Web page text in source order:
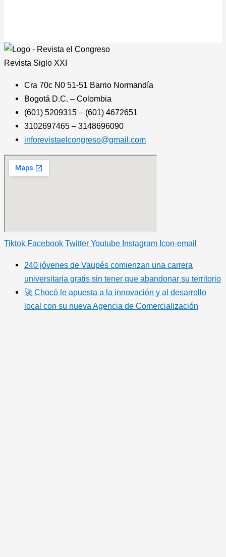
Revista Siglo XXI
Cra 70c N0 51-51 Barrio Normandía
Bogotá D.C. – Colombia
(601) 5209315 – (601) 4672651
3102697465 – 3148696090
inforevistaelcongreso@gmail.com
Tiktok Facebook Twitter Youtube Instagram Icon-email
240 jóvenes de Vaupés comienzan una carrera
universitaria gratis sin tener que abandonar su territorio
🚀 Chocó le apuesta a la innovación y al desarrollo
local con su nueva Agencia de Comercialización